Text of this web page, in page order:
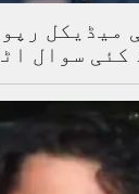
میڈیکل
کئی سوال